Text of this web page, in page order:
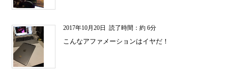
2017年10月20日 読了時間：約 6分
こんなアファメーションはイヤだ！